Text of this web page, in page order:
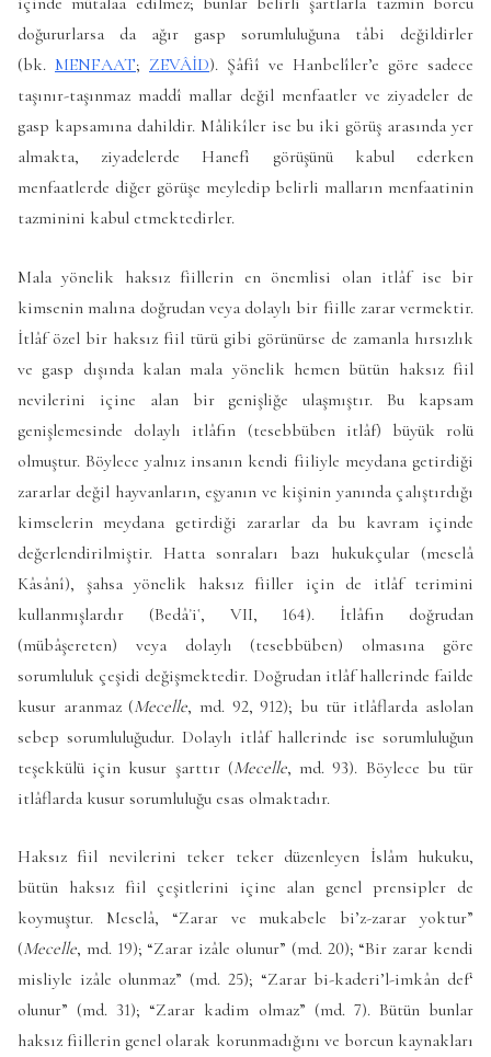
doğururlarsa da ağır gasp sorumluluğuna tâbi değildirler
(bk. MENFAAT; ZEVÂİD). Şâfiî ve Hanbelîler’e göre sadece
taşınır-taşınmaz maddî mallar değil menfaatler ve ziyadeler de
gasp kapsamına dahildir. Mâlikîler ise bu iki görüş arasında yer
almakta, ziyadelerde Hanefî görüşünü kabul ederken
menfaatlerde diğer görüşe meyledip belirli malların menfaatinin
tazminini kabul etmektedirler.
Mala yönelik haksız fiillerin en önemlisi olan itlâf ise bir
kimsenin malına doğrudan veya dolaylı bir fiille zarar vermektir.
İtlâf özel bir haksız fiil türü gibi görünürse de zamanla hırsızlık
ve gasp dışında kalan mala yönelik hemen bütün haksız fiil
nevilerini içine alan bir genişliğe ulaşmıştır. Bu kapsam
genişlemesinde dolaylı itlâfın (tesebbüben itlâf) büyük rolü
olmuştur. Böylece yalnız insanın kendi fiiliyle meydana getirdiği
zararlar değil hayvanların, eşyanın ve kişinin yanında çalıştırdığı
kimselerin meydana getirdiği zararlar da bu kavram içinde
değerlendirilmiştir. Hatta sonraları bazı hukukçular (meselâ
Kâsânî), şahsa yönelik haksız fiiller için de itlâf terimini
kullanmışlardır (Bedâʾiʿ, VII, 164). İtlâfın doğrudan
(mübâşereten) veya dolaylı (tesebbüben) olmasına göre
sorumluluk çeşidi değişmektedir. Doğrudan itlâf hallerinde failde
kusur aranmaz (Mecelle, md. 92, 912); bu tür itlâflarda aslolan
sebep sorumluluğudur. Dolaylı itlâf hallerinde ise sorumluluğun
teşekkülü için kusur şarttır (Mecelle, md. 93). Böylece bu tür
itlâflarda kusur sorumluluğu esas olmaktadır.
Haksız fiil nevilerini teker teker düzenleyen İslâm hukuku,
bütün haksız fiil çeşitlerini içine alan genel prensipler de
koymuştur. Meselâ, “Zarar ve mukabele bi’z-zarar yoktur”
(Mecelle, md. 19); “Zarar izâle olunur” (md. 20); “Bir zarar kendi
misliyle izâle olunmaz” (md. 25); “Zarar bi-kaderi’l-imkân def‘
olunur” (md. 31); “Zarar kadim olmaz” (md. 7). Bütün bunlar
haksız fiillerin genel olarak korunmadığını ve borcun kaynakları